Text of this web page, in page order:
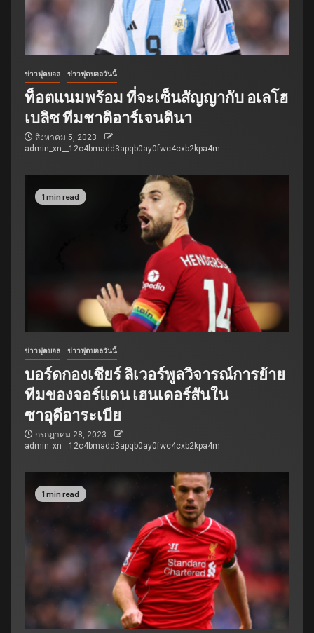
ข่าวฟุตบอล ข่าวฟุตบอลวันนี้
ท็อตแนมพร้อม ที่จะเซ็นสัญญากับ อเลโฮ
เบลิซ ทีมชาติอาร์เจนตินา
สิงหาคม 5, 2023
admin_xn__12c4bmadd3apqb0ay0fwc4cxb2kpa4m
1 min read
ข่าวฟุตบอล ข่าวฟุตบอลวันนี้
บอร์ดกองเชียร์ ลิเวอร์พูลวิจารณ์การย้าย
ทีมของจอร์แดน เฮนเดอร์สันใน
ซาอุดีอาระเบีย
กรกฎาคม 28, 2023
admin_xn__12c4bmadd3apqb0ay0fwc4cxb2kpa4m
1 min read